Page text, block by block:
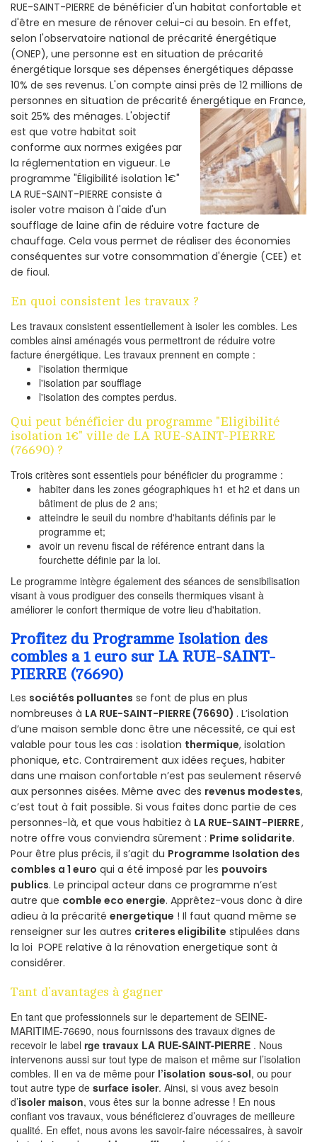
RUE-SAINT-PIERRE de bénéficier d'un habitat confortable et
d'être en mesure de rénover celui-ci au besoin. En effet,
selon l'observatoire national de précarité énergétique
(ONEP), une personne est en situation de précarité
énergétique lorsque ses dépenses énergétiques dépasse
10% de ses revenus. L'on compte ainsi près de 12 millions de
personnes en situation de précarité énergétique en France,
soit 25% des ménages. L'objectif
est que votre habitat soit
conforme aux normes exigées par
la réglementation en vigueur. Le
programme "Éligibilité isolation 1€"
LA RUE-SAINT-PIERRE consiste à
isoler votre maison à l'aide d'un
soufflage de laine afin de réduire votre facture de
chauffage. Cela vous permet de réaliser des économies
conséquentes sur votre consommation d'énergie (CEE) et
de fioul.
En quoi consistent les travaux ?
Les travaux consistent essentiellement à isoler les combles. Les
combles ainsi aménagés vous permettront de réduire votre
facture énergétique. Les travaux prennent en compte :
l'isolation thermique
l'isolation par soufflage
l'isolation des comptes perdus.
Qui peut bénéficier du programme "Eligibilité
isolation 1€" ville de LA RUE-SAINT-PIERRE
(76690) ?
Trois critères sont essentiels pour bénéficier du programme :
habiter dans les zones géographiques h1 et h2 et dans un
bâtiment de plus de 2 ans;
atteindre le seuil du nombre d'habitants définis par le
programme et;
avoir un revenu fiscal de référence entrant dans la
fourchette définie par la loi.
Le programme intègre également des séances de sensibilisation
visant à vous prodiguer des conseils thermiques visant à
améliorer le confort thermique de votre lieu d'habitation.
Profitez du Programme Isolation des
combles a 1 euro sur LA RUE-SAINT-
PIERRE (76690)
Les sociétés polluantes se font de plus en plus
nombreuses à LA RUE-SAINT-PIERRE (76690) . L’isolation
d’une maison semble donc être une nécessité, ce qui est
valable pour tous les cas : isolation thermique, isolation
phonique, etc. Contrairement aux idées reçues, habiter
dans une maison confortable n’est pas seulement réservé
aux personnes aisées. Même avec des revenus modestes,
c’est tout à fait possible. Si vous faites donc partie de ces
personnes-là, et que vous habitiez à LA RUE-SAINT-PIERRE,
notre offre vous conviendra sûrement : Prime solidarite.
Pour être plus précis, il s’agit du Programme Isolation des
combles a 1 euro qui a été imposé par les pouvoirs
publics. Le principal acteur dans ce programme n’est
autre que comble eco energie. Apprêtez-vous donc à dire
adieu à la précarité energetique ! Il faut quand même se
renseigner sur les autres criteres eligibilite stipulées dans
la loi POPE relative à la rénovation energetique sont à
considérer.
Tant d’avantages à gagner
En tant que professionnels sur le departement de SEINE-
MARITIME-76690, nous fournissons des travaux dignes de
recevoir le label rge travaux LA RUE-SAINT-PIERRE . Nous
intervenons aussi sur tout type de maison et même sur l’isolation
combles. Il en va de même pour l’isolation sous-sol, ou pour
tout autre type de surface isoler. Ainsi, si vous avez besoin
d’isoler maison, vous êtes sur la bonne adresse ! En nous
confiant vos travaux, vous bénéficierez d’ouvrages de meilleure
qualité. En effet, nous avons les savoir-faire nécessaires, à savoir